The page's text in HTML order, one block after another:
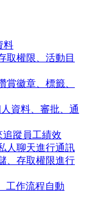
料
取權限、活動目
賞徽章、標籤、
資料、審批、通
蹤員工績效
人聊天進行通訊
、存取權限進行
工作流程自動